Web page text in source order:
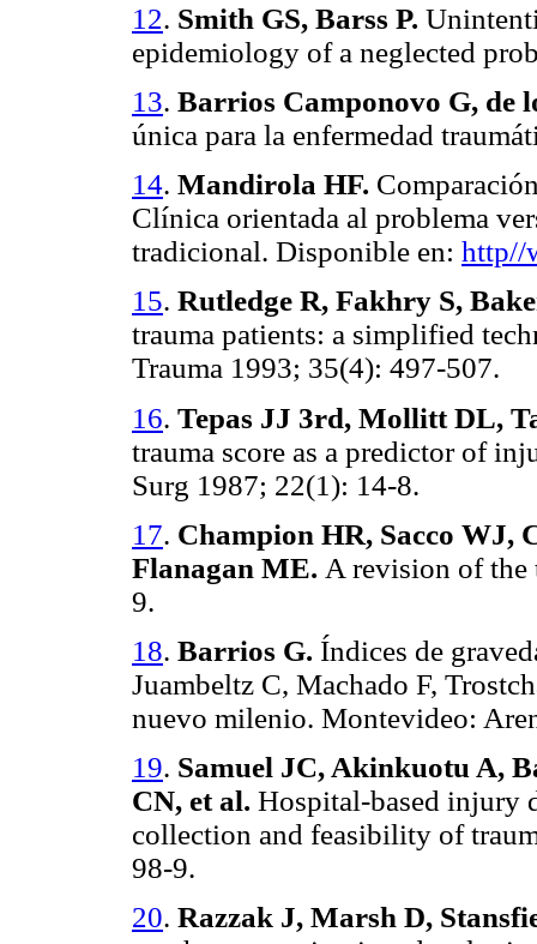
12. Smith GS, Barss P.
epidemiology of a neglected
13. Barrios Camponovo G, de
única para la enfermedad
14. Mandirola HF.
Clínica orientada al problema
tradicional. Disponible en: http//
15. Rutledge R, Fakhry S,
trauma patients: a simplified
Trauma 1993; 35(4): 497-507.
16. Tepas JJ 3rd, Mollitt DL,
trauma score as a predictor of
Surg 1987; 22(1): 14-8.
17. Champion HR, Sacco WJ,
Flanagan ME. A revision of the
9.
18. Barrios G. Índices de
Juambeltz C, Machado F,
nuevo milenio. Montevideo:
19. Samuel JC, Akinkuotu A,
CN, et al. Hospital-based injury
collection and feasibility of
98-9.
20. Razzak J, Marsh D,